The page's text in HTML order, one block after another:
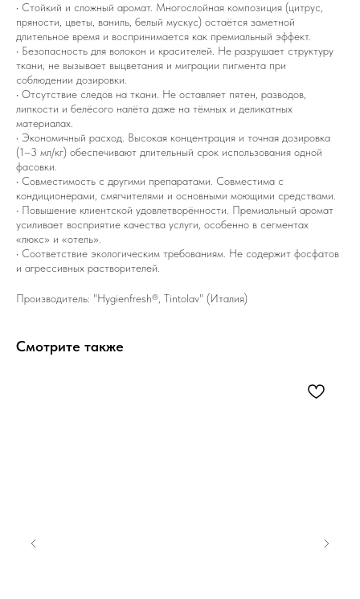
• Стойкий и сложный аромат. Многослойная композиция (цитрус,
пряности, цветы, ваниль, белый мускус) остаётся заметной
длительное время и воспринимается как премиальный эффект.
• Безопасность для волокон и красителей. Не разрушает структуру
ткани, не вызывает выцветания и миграции пигмента при
соблюдении дозировки.
• Отсутствие следов на ткани. Не оставляет пятен, разводов,
липкости и белёсого налёта даже на тёмных и деликатных
материалах.
• Экономичный расход. Высокая концентрация и точная дозировка
(1–3 мл/кг) обеспечивают длительный срок использования одной
фасовки.
• Совместимость с другими препаратами. Совместима с
кондиционерами, смягчителями и основными моющими средствами.
• Повышение клиентской удовлетворённости. Премиальный аромат
усиливает восприятие качества услуги, особенно в сегментах
«люкс» и «отель».
• Соответствие экологическим требованиям. Не содержит фосфатов
и агрессивных растворителей.
Производитель: "Hygienfresh®, Tintolav" (Италия)
Смотрите также